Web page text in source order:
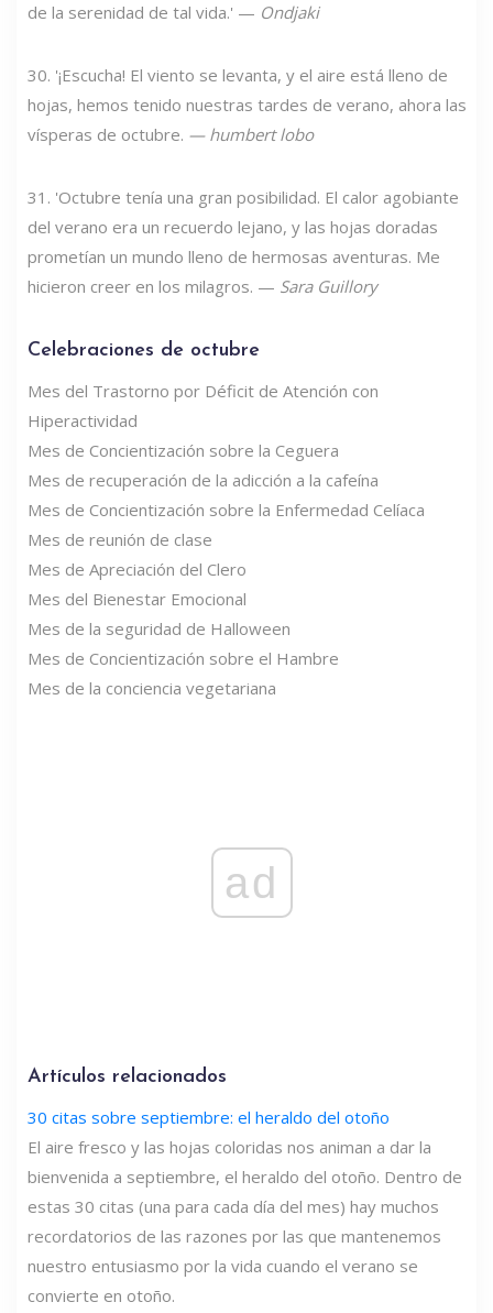
de la serenidad de tal vida.' — Ondjaki
30. '¡Escucha! El viento se levanta, y el aire está lleno de
hojas, hemos tenido nuestras tardes de verano, ahora las
vísperas de octubre. — humbert lobo
31. 'Octubre tenía una gran posibilidad. El calor agobiante
del verano era un recuerdo lejano, y las hojas doradas
prometían un mundo lleno de hermosas aventuras. Me
hicieron creer en los milagros. — Sara Guillory
Celebraciones de octubre
Mes del Trastorno por Déficit de Atención con
Hiperactividad
Mes de Concientización sobre la Ceguera
Mes de recuperación de la adicción a la cafeína
Mes de Concientización sobre la Enfermedad Celíaca
Mes de reunión de clase
Mes de Apreciación del Clero
Mes del Bienestar Emocional
Mes de la seguridad de Halloween
Mes de Concientización sobre el Hambre
Mes de la conciencia vegetariana
ad
Artículos relacionados
30 citas sobre septiembre: el heraldo del otoño
El aire fresco y las hojas coloridas nos animan a dar la
bienvenida a septiembre, el heraldo del otoño. Dentro de
estas 30 citas (una para cada día del mes) hay muchos
recordatorios de las razones por las que mantenemos
nuestro entusiasmo por la vida cuando el verano se
convierte en otoño.